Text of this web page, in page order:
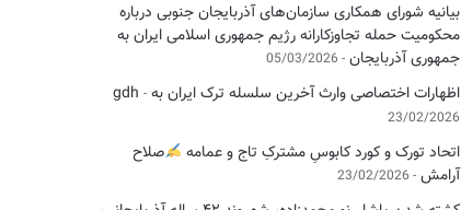
بیانیه شورای همکاری سازمان‌های آذربایجان جنوبی درباره
محکومیت حمله تجاوزکارانه رژیم جمهوری اسلامی ایران به
جمهوری آذربایجان 05/03/2026
اظهارات اختصاصی وارث آخرین سلسله ترک ایران به gdh
23/02/2026
اتحاد تورک و کورد کابوسِ مشترکِ تاج و عمامه
​صلاح
آرامش 23/02/2026